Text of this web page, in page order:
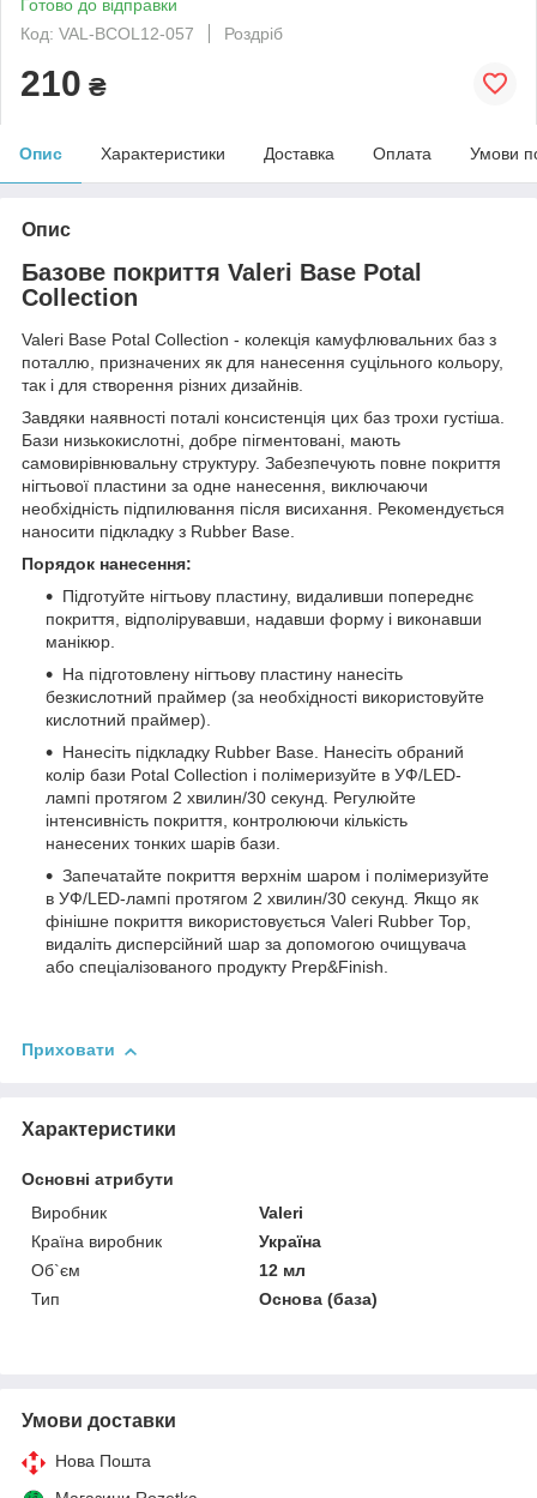
Готово до відправки
Код: VAL-BCOL12-057
Роздріб
210 ₴
Опис Характеристики Доставка Оплата Умови
Опис
Базове покриття Valeri Base Potal
Collection
Valeri Base Potal Collection - колекція камуфлювальних баз з
поталлю, призначених як для нанесення суцільного кольору,
так і для створення різних дизайнів.
Завдяки наявності поталі консистенція цих баз трохи густіша.
Бази низькокислотні, добре пігментовані, мають
самовирівнювальну структуру. Забезпечують повне покриття
нігтьової пластини за одне нанесення, виключаючи
необхідність підпилювання після висихання. Рекомендується
наносити підкладку з Rubber Base.
Порядок нанесення:
Підготуйте нігтьову пластину, видаливши попереднє
покриття, відполірувавши, надавши форму і виконавши
манікюр.
На підготовлену нігтьову пластину нанесіть
безкислотний праймер (за необхідності використовуйте
кислотний праймер).
Нанесіть підкладку Rubber Base. Нанесіть обраний
колір бази Potal Collection і полімеризуйте в УФ/LED-
лампі протягом 2 хвилин/30 секунд. Регулюйте
інтенсивність покриття, контролюючи кількість
нанесених тонких шарів бази.
Запечатайте покриття верхнім шаром і полімеризуйте
в УФ/LED-лампі протягом 2 хвилин/30 секунд. Якщо як
фінішне покриття використовується Valeri Rubber Top,
видаліть дисперсійний шар за допомогою очищувача
або спеціалізованого продукту Prep&Finish.
Приховати
Характеристики
Основні атрибути
Виробник
Valeri
Країна виробник
Україна
Об`єм
12 мл
Тип
Основа (база)
Умови доставки
Нова Пошта